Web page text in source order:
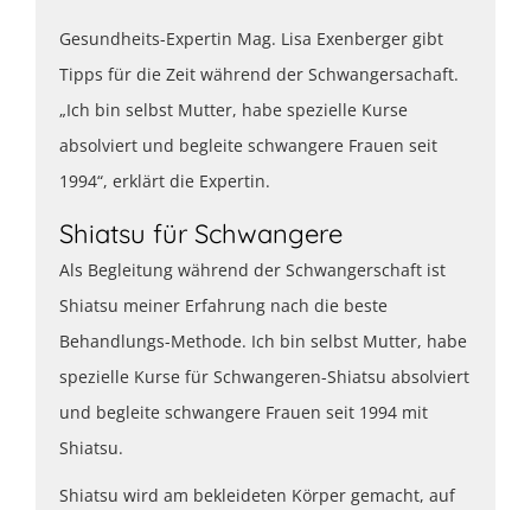
Gesundheits-Expertin Mag. Lisa Exenberger gibt
Tipps für die Zeit während der Schwangersachaft.
„Ich bin selbst Mutter, habe spezielle Kurse
absolviert und begleite schwangere Frauen seit
1994“, erklärt die Expertin.
Shiatsu für Schwangere
Als Begleitung während der Schwangerschaft ist
Shiatsu meiner Erfahrung nach die beste
Behandlungs-Methode. Ich bin selbst Mutter, habe
spezielle Kurse für Schwangeren-Shiatsu absolviert
und begleite schwangere Frauen seit 1994 mit
Shiatsu.
Shiatsu wird am bekleideten Körper gemacht, auf